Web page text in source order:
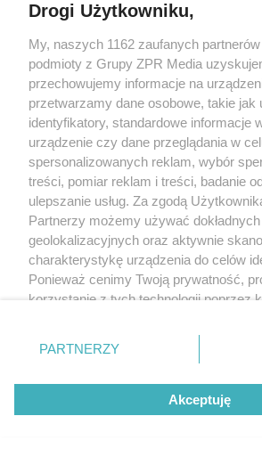
rozpowszechniany lub dalej rozpowszechniany w
tym także elektroniczny lub mechaniczny) na
eksploatacji w jakiejkolwiek formie, włącznie z
bez właściwej zgody, jest zabronione pod groźbą
Drogi Użytkowniku,
My, naszych 1162 zaufanych
podmioty z Grupy ZPR Media
przechowujemy informacje na
przetwarzamy dane osobowe, takie jak
identyfikatory, standardowe informacje
urządzenie czy dane przeglądania w
spersonalizowanych reklam, wybór
treści, pomiar reklam i treści, badanie
ulepszanie usług. Za zgodą
Partnerzy możemy używać
geolokalizacyjnych oraz aktywnie
charakterystykę urządzenia do celów
Ponieważ cenimy Twoją prywatność,
korzystanie z tych technologii poprzez
zmienić/wycofać klikając przycisk
znajdujący się w lewym dolnym rogu
rodzaje przetwarzania danych nie
użytkownika, ale masz prawo
przetwarzaniu. Preferencje będą miały
PARTNERZY
Akceptuję